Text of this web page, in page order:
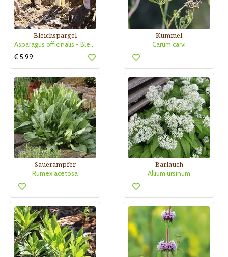
Bleichspargel
Asparagus officinalis - Bleichspargel
€ 5,99
Kümmel
Carum carvi
Sauerampfer
Rumex acetosa
Bärlauch
Allium ursinum